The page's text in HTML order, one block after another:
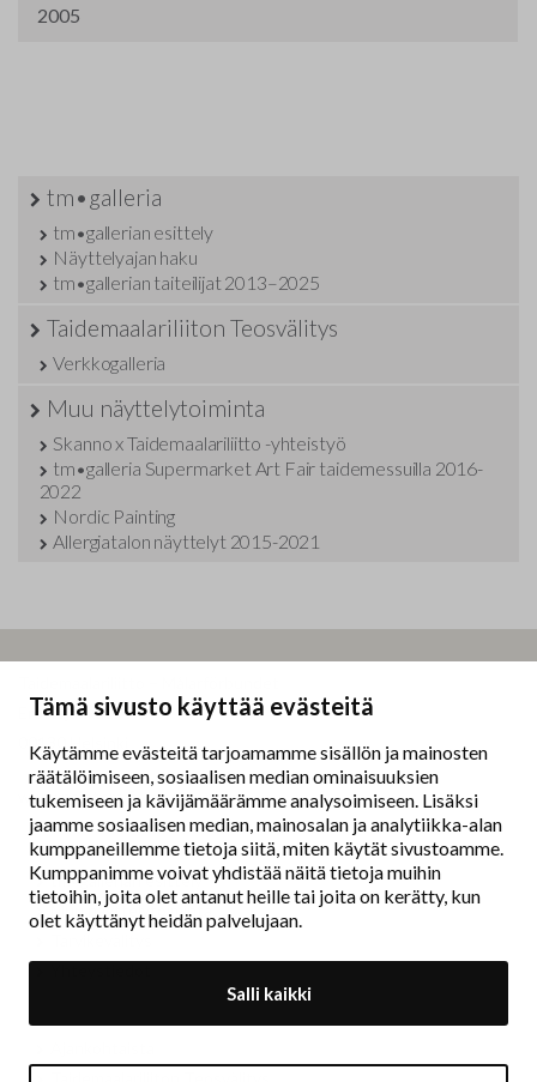
Tämä sivusto käyttää evästeitä
Käytämme evästeitä tarjoamamme sisällön ja mainosten
räätälöimiseen, sosiaalisen median ominaisuuksien
tukemiseen ja kävijämäärämme analysoimiseen. Lisäksi
jaamme sosiaalisen median, mainosalan ja analytiikka-alan
kumppaneillemme tietoja siitä, miten käytät sivustoamme.
Kumppanimme voivat yhdistää näitä tietoja muihin
tietoihin, joita olet antanut heille tai joita on kerätty, kun
olet käyttänyt heidän palvelujaan.
Salli kaikki
2005
tm•galleria
tm•gallerian esittely
Näyttelyajan haku
tm•gallerian taiteilijat 2013–2025
Taidemaalariliiton Teosvälitys
Verkkogalleria
Muu näyttelytoiminta
Skanno x Taidemaalariliitto -yhteistyö
tm•galleria Supermarket Art Fair taidemessuilla 2016-
2022
Nordic Painting
Allergiatalon näyttelyt 2015-2021
Erottajankatu 9 B
00130 Helsinki
www.painters.fi
Näyttelytoiminta
tm•gallerian esittely
Muu näyttelytoiminta